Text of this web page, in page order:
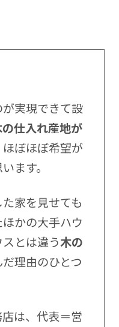
実現できて設
仕入れ産地が
ぼほぼ希望が
ます。
家を見せても
かの大手ハウ
とは違う木の
理由のひとつ
は、代表＝営